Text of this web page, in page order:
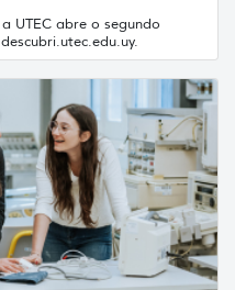
UTEC abre o segundo